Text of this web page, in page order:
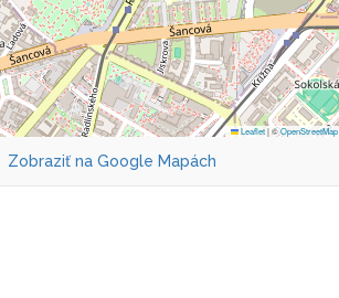
Leaflet|©OpenStreetMap
Zobraziť na Google Mapách